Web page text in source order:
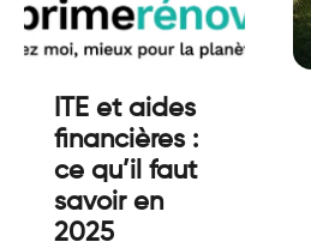
ITE et aides
financières :
ce qu’il faut
savoir en
2025